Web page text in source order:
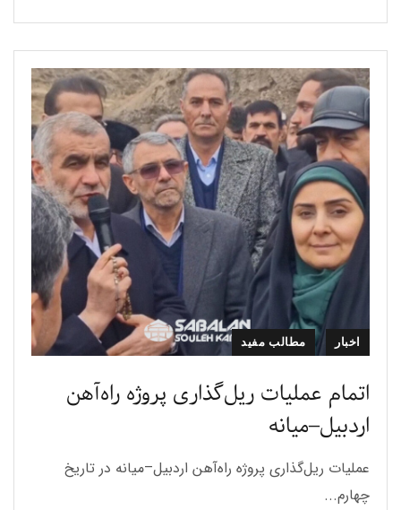
اخبار مطالب مفید
اتمام عملیات ریل‌گذاری پروژه راه‌آهن
اردبیل–میانه
عملیات ریل‌گذاری پروژه راه‌آهن اردبیل–میانه در تاریخ
چهارم...